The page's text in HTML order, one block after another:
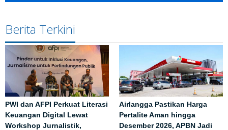
Berita Terkini
PWI dan AFPI Perkuat Literasi
Keuangan Digital Lewat
Workshop Jurnalistik,
Airlangga Pastikan Harga
Pertalite Aman hingga
Desember 2026, APBN Jadi